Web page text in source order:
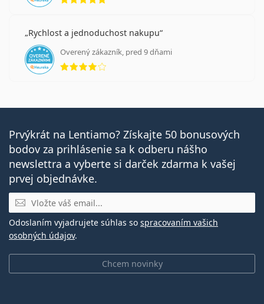
Rychlost a jednoduchost nakupu
Overený zákazník, pred 9 dňami
hodnotenie 4 z 5
Prvýkrát na Lentiamo? Získajte 50 bonusových
bodov za prihlásenie sa k odberu nášho
newslettra a vyberte si darček zdarma k vašej
prvej objednávke.
E-mail
Chcem novinky
Odoslaním vyjadrujete súhlas so spracovaním vašich
osobných údajov.